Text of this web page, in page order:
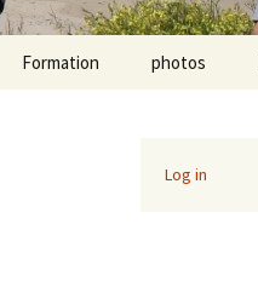
Formation photos
Log in